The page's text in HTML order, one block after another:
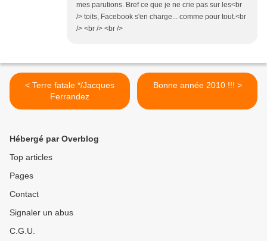
mes parutions. Bref ce que je ne crie pas sur les<br
/> toits, Facebook s'en charge... comme pour tout.<br
/> <br /> <br />
< Terre fatale */Jacques
Ferrandez
Bonne année 2010 !!! >
Hébergé par Overblog
Top articles
Pages
Contact
Signaler un abus
C.G.U.